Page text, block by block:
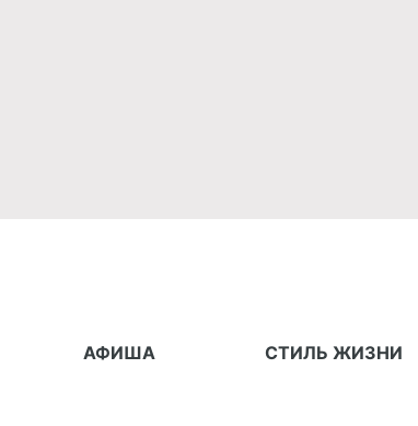
АФИША СТИЛЬ ЖИЗНИ